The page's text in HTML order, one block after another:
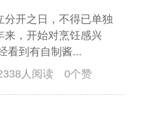
开之日，不得已单独
来，开始对烹饪感兴
看到有自制酱...
人阅读 0个赞